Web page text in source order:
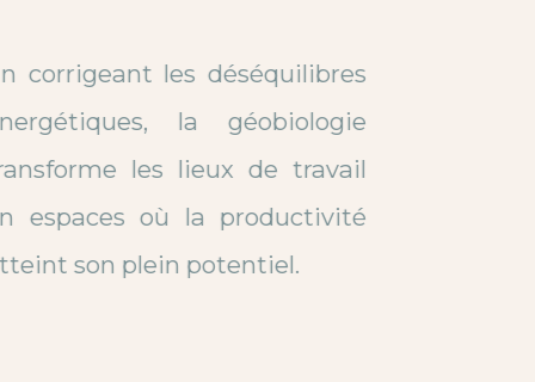
En corrigeant les déséquilibres
énergétiques, la géobiologie
transforme les lieux de travail
en espaces où la productivité
atteint son plein potentiel.